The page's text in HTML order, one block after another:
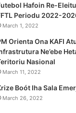
Hafoin Re-
Periodu 2022-
March 1, 2022
Orienta Ona KAFI
Ne’ebe
Nasional
March 11, 2022
Boót Iha Sala
March 26, 2022